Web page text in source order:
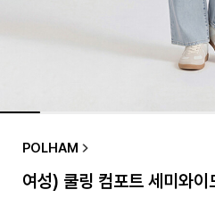
POLHAM
여성) 쿨링 컴포트 세미와이